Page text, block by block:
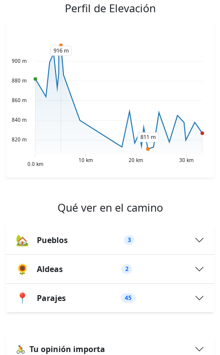
Perfil de Elevación
Qué ver en el camino
🏡 Pueblos 3
🌻 Aldeas 2
📍 Parajes 45
🚴 Tu opinión importa